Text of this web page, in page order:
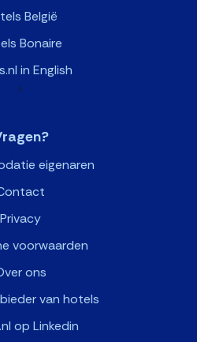
België
Bonaire
in English
>
eigenaren
Privacy
voorwaarden
ons
van hotels
op Linkedin